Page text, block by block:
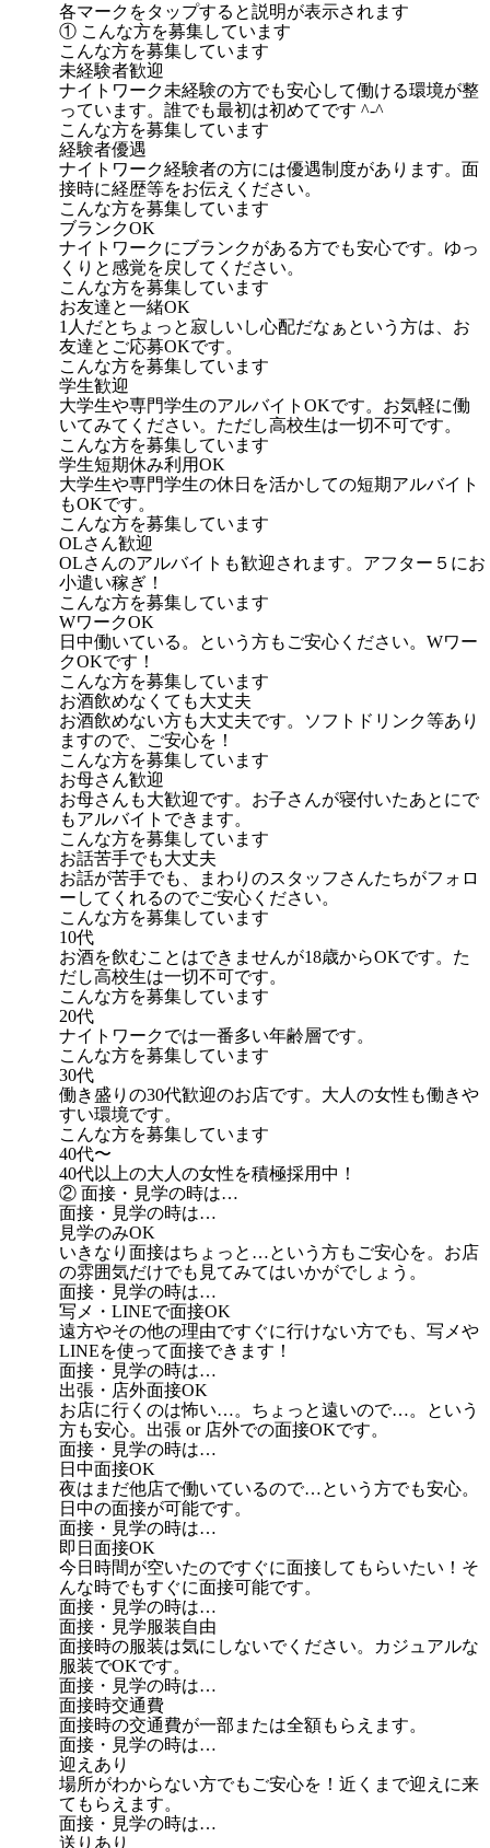
各マークをタップすると説明が表示されます
① こんな方を募集しています
こんな方を募集しています
未経験者歓迎
ナイトワーク未経験の方でも安心して働ける環境が整
っています。誰でも最初は初めてです ^-^
こんな方を募集しています
経験者優遇
ナイトワーク経験者の方には優遇制度があります。面
接時に経歴等をお伝えください。
こんな方を募集しています
ブランクOK
ナイトワークにブランクがある方でも安心です。ゆっ
くりと感覚を戻してください。
こんな方を募集しています
お友達と一緒OK
1人だとちょっと寂しいし心配だなぁという方は、お
友達とご応募OKです。
こんな方を募集しています
学生歓迎
大学生や専門学生のアルバイトOKです。お気軽に働
いてみてください。ただし高校生は一切不可です。
こんな方を募集しています
学生短期休み利用OK
大学生や専門学生の休日を活かしての短期アルバイト
もOKです。
こんな方を募集しています
OLさん歓迎
OLさんのアルバイトも歓迎されます。アフター５にお
小遣い稼ぎ！
こんな方を募集しています
WワークOK
日中働いている。という方もご安心ください。Wワー
クOKです！
こんな方を募集しています
お酒飲めなくても大丈夫
お酒飲めない方も大丈夫です。ソフトドリンク等あり
ますので、ご安心を！
こんな方を募集しています
お母さん歓迎
お母さんも大歓迎です。お子さんが寝付いたあとにで
もアルバイトできます。
こんな方を募集しています
お話苦手でも大丈夫
お話が苦手でも、まわりのスタッフさんたちがフォロ
ーしてくれるのでご安心ください。
こんな方を募集しています
10代
お酒を飲むことはできませんが18歳からOKです。た
だし高校生は一切不可です。
こんな方を募集しています
20代
ナイトワークでは一番多い年齢層です。
こんな方を募集しています
30代
働き盛りの30代歓迎のお店です。大人の女性も働きや
すい環境です。
こんな方を募集しています
40代〜
40代以上の大人の女性を積極採用中！
② 面接・見学の時は…
面接・見学の時は…
見学のみOK
いきなり面接はちょっと…という方もご安心を。お店
の雰囲気だけでも見てみてはいかがでしょう。
面接・見学の時は…
写メ・LINEで面接OK
遠方やその他の理由ですぐに行けない方でも、写メや
LINEを使って面接できます！
面接・見学の時は…
出張・店外面接OK
お店に行くのは怖い…。ちょっと遠いので…。という
方も安心。出張 or 店外での面接OKです。
面接・見学の時は…
日中面接OK
夜はまだ他店で働いているので…という方でも安心。
日中の面接が可能です。
面接・見学の時は…
即日面接OK
今日時間が空いたのですぐに面接してもらいたい！そ
んな時でもすぐに面接可能です。
面接・見学の時は…
面接・見学服装自由
面接時の服装は気にしないでください。カジュアルな
服装でOKです。
面接・見学の時は…
面接時交通費
面接時の交通費が一部または全額もらえます。
面接・見学の時は…
迎えあり
場所がわからない方でもご安心を！近くまで迎えに来
てもらえます。
面接・見学の時は…
送りあり